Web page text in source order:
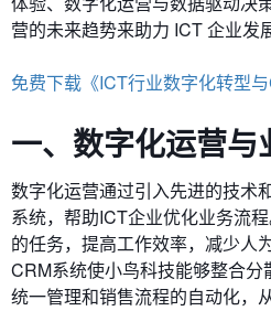
营的未来趋势来助力 ICT 企业发
免费下载《ICT行业数字化转型与
一、数字化运营与
数字化运营通过引入先进的技术
系统，帮助ICT企业优化业务流
的任务，提高工作效率，减少人
CRM系统使小鸟科技能够整合
统一管理和销售流程的自动化，